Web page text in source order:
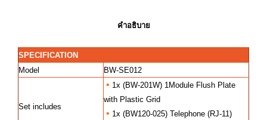
คำอธิบาย
SPECIFICATION
Model
BW-SE012
Set includes
• 1x (BW-201W) 1Module Flush Plate
with Plastic Grid
• 1x (BW120-025) Telephone (RJ-11)